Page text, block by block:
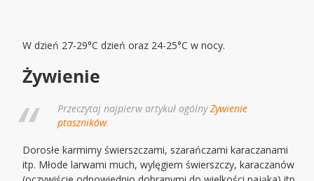
W dzień 27-29°C dzień oraz 24-25°C w nocy.
Żywienie
Przeczytaj najpierw artykuł ogólnyŻywienie
ptaszników.
Dorosłe karmimy świerszczami, szarańczami karaczanami
itp. Młode larwami much, wylęgiem świerszczy, karaczanów